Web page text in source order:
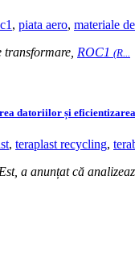
, piata aero, materiale
ROC1 (R...
datoriilor și
, teraplast recycling,
a anunțat că